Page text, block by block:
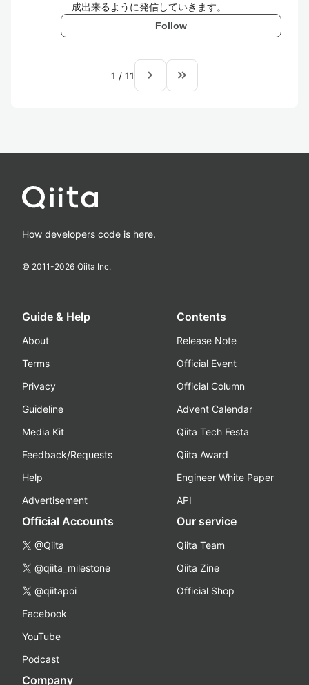
成出来るように発信していきます。
Follow
1 / 11 navigate_next keyboard_double_arrow_right
How developers code is here.
© 2011-2026 Qiita Inc.
Guide & Help
About
Terms
Privacy
Guideline
Media Kit
Feedback/Requests
Help
Advertisement
Contents
Release Note
Official Event
Official Column
Advent Calendar
Qiita Tech Festa
Qiita Award
Engineer White Paper
API
Official Accounts
@Qiita
@qiita_milestone
@qiitapoi
Facebook
YouTube
Podcast
Our service
Qiita Team
Qiita Zine
Official Shop
Company